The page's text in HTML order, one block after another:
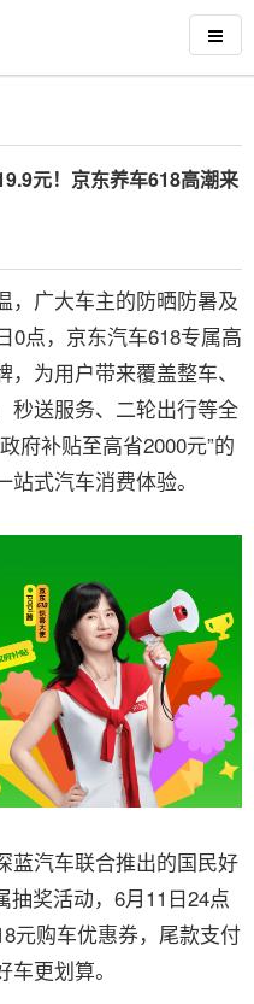
元！京东养车618高潮来
广大车主的防晒防暑及
0点，京东汽车618专属高
为用户带来覆盖整车、
秒送服务、二轮出行等全
府补贴至高省2000元”的
式汽车消费体验。
汽车联合推出的国民好
抽奖活动，6月11日24点
元购车优惠券，尾款支付
更划算。